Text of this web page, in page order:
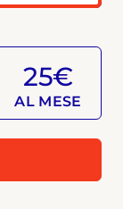
25€
AL MESE